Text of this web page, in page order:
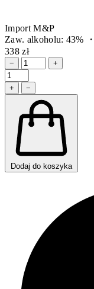
Import M&P
Zaw. alkoholu: 43%
338 zł
− +
+ −
Dodaj do koszyka